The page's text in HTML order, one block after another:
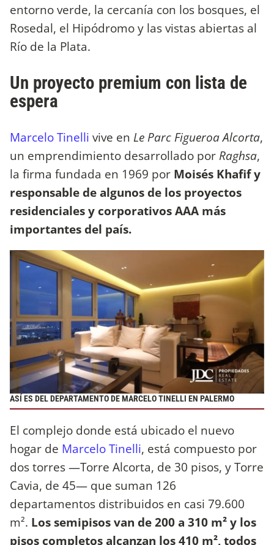
entorno verde, la cercanía con los bosques, el
Rosedal, el Hipódromo y las vistas abiertas al
Río de la Plata.
Un proyecto premium con lista de
espera
Marcelo Tinelli vive en Le Parc Figueroa Alcorta,
un emprendimiento desarrollado por Raghsa,
la firma fundada en 1969 por Moisés Khafify
responsable de algunos de los proyectos
residenciales y corporativos AAA más
importantes del país.
ASÍ ES DEL DEPARTAMENTO DE MARCELO TINELLI EN PALERMO
El complejo donde está ubicado el nuevo
hogar de Marcelo Tinelli, está compuesto por
dos torres —Torre Alcorta, de 30 pisos, y Torre
Cavia, de 45— que suman 126
departamentos distribuidos en casi 79.600
m². Los semipisos van de 200 a 310 m² y los
pisos completos alcanzan los 410 m², todos